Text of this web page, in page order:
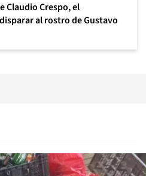
Claudio Crespo, el
al rostro de Gustavo